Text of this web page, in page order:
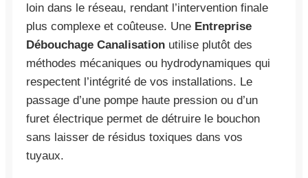
loin dans le réseau, rendant l’intervention finale
plus complexe et coûteuse. Une Entreprise
Débouchage Canalisation utilise plutôt des
méthodes mécaniques ou hydrodynamiques qui
respectent l’intégrité de vos installations. Le
passage d’une pompe haute pression ou d’un
furet électrique permet de détruire le bouchon
sans laisser de résidus toxiques dans vos
tuyaux.